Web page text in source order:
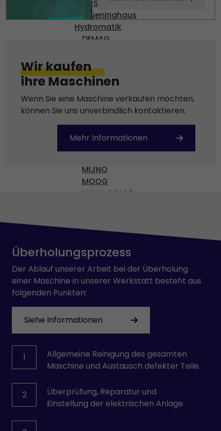
BOSCH
Brueninghaus
Hydromatik
DEMAG
DIAS
ENGEL
Gossen
HARMONIC DRIVE AG
KEBA
KISTLER
KRAUSS-MAFFEI
MIJNO
MOOG
MOVACOLOR
OMRON
PHILIPS
PILZ
PULLS
REXROTH
SCHROFF
SEPRO
SICK
SIEMENS
SMB
STÄUBLI
Wir kaufen
ihre Maschinen
Wenn Sie eine Maschine verkaufen möchten,
können Sie uns unverbindlich kontaktieren.
Mehr Informationen
Überholungsprozess
Der Ablauf unserer Arbeit bei der Überholung
einer Maschine in unserer Werkstatt besteht aus
folgenden Punkten:
Siehe Informationen
1
Allgemeine Reinigung des gesamten
Maschine und Austausch defekter Teile.
2
Überprüfung, Reparatur und
Einstellung der elektrischen Anlage